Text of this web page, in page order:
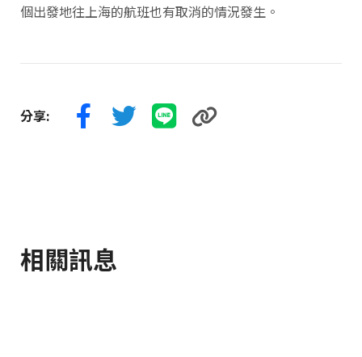
個出發地往上海的航班也有取消的情況發生。
分享:
相關訊息